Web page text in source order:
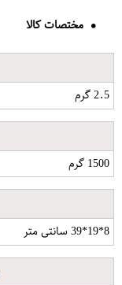
مختصات کالا
2.5 گرم
1500 گرم
8*19*39 سانتی متر